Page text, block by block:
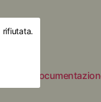
rifiutata.